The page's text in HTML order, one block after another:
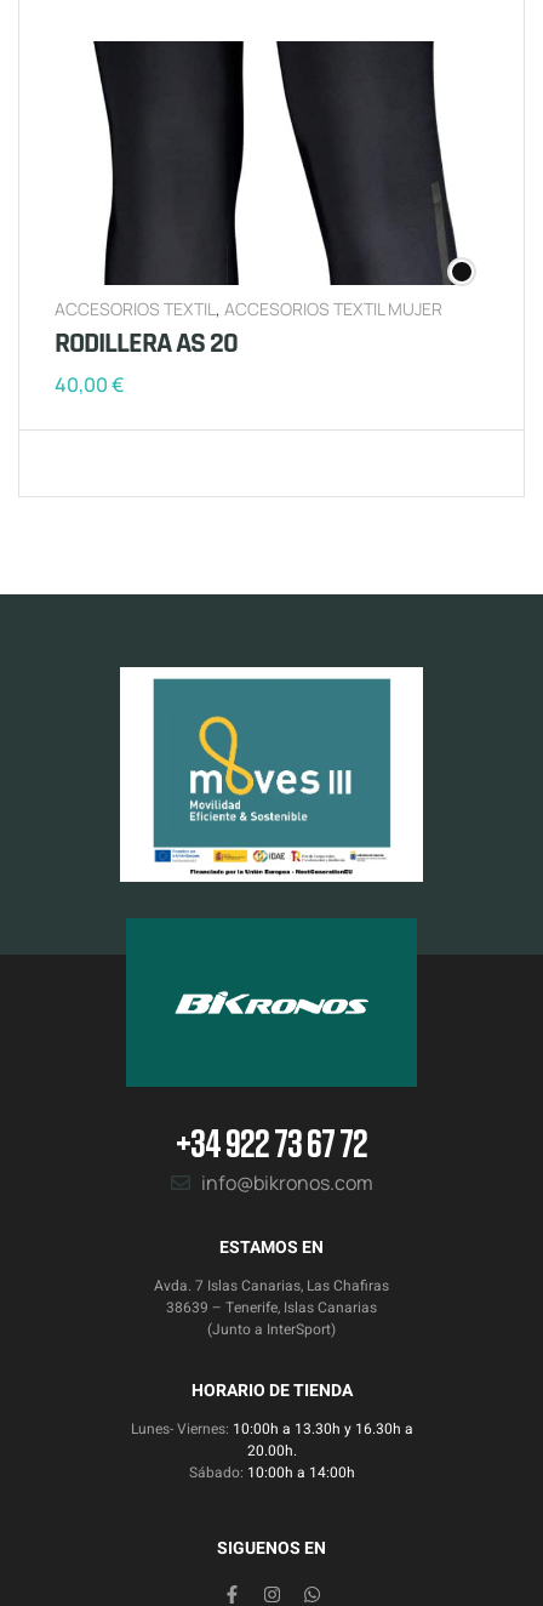
ACCESORIOS TEXTIL, ACCESORIOS TEXTIL MUJER
RODILLERA AS 20
40,00€
+34 922 73 67 72
info@bikronos.com
ESTAMOS EN
Avda. 7 Islas Canarias, Las Chafiras
38639 – Tenerife, Islas Canarias
(Junto a InterSport)
HORARIO DE TIENDA
Lunes- Viernes: 10:00h a 13.30h y 16.30h a
20.00h.
Sábado: 10:00h a 14:00h
SIGUENOS EN